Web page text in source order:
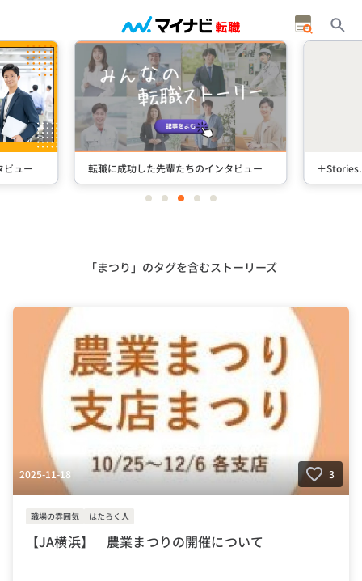
ビュー 転職に成功した先輩たちのインタビュー ＋
itemitemitemitemitem
「まつり」のタグを含むストーリーズ
2025-11-18 3
職場の雰囲気 はたらく人
【JA横浜】 農業まつりの開催について